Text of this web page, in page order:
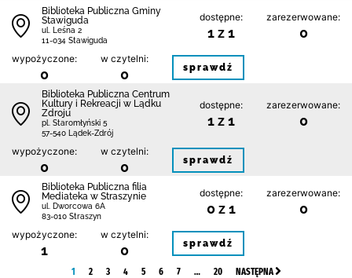
Biblioteka Publiczna Gminy
Stawiguda
ul. Leśna 2
11-034 Stawiguda
dostępne:
1 z 1
zarezerwowane:
0
wypożyczone:
0
w czytelni:
0 sprawdź
Biblioteka Publiczna Centrum
Kultury i Rekreacji w Lądku
Zdroju
pl. Staromłyński 5
57-540 Lądek-Zdrój
dostępne:
1 z 1
zarezerwowane:
0
wypożyczone:
0
w czytelni:
0 sprawdź
Biblioteka Publiczna filia
Mediateka w Straszynie
ul. Dworcowa 6A
83-010 Straszyn
dostępne:
0 z 1
zarezerwowane:
0
wypożyczone:
1
w czytelni:
0 sprawdź
1 2 3 4 5 6 7 … 20 NASTĘPNA